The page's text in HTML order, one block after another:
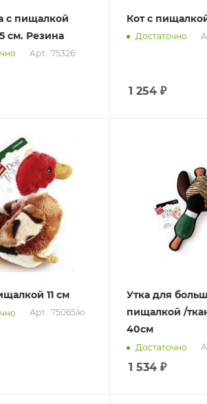
с пищалкой
Размер: 5 см. Резина
Арт.: 75326
Кот с
Достаточно
1 254₽
11 см
Арт.: 75065/ю
Утка для
пищалкой /
40см
Достаточно
1 534₽